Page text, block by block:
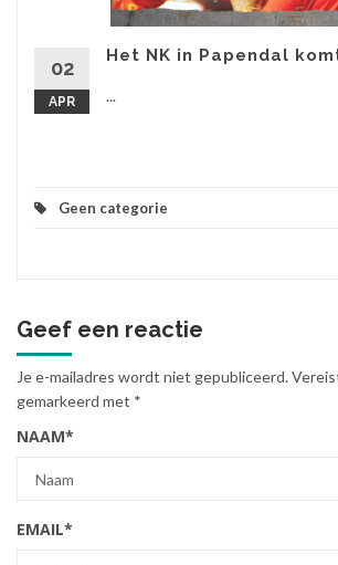
02
APR
Het NK in Papendal
...
Geen categorie
Geef een reactie
Je e-mailadres wordt niet gepubliceerd.
gemarkeerd met *
NAAM*
EMAIL*